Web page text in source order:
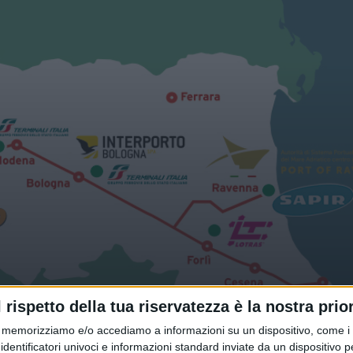
rispetto della tua riservatezza è la nostra
memorizziamo e/o accediamo a informazioni su un dispositivo, come
univoci e informazioni standard inviate da un dispositivo
il 7 luglio a Bologna le
intermodalità